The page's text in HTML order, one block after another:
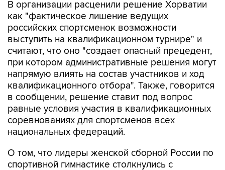
российских спортсменок возможности
выступить на квалификационном турнире" и
считают, что оно "создает опасный прецедент,
при котором административные решения могут
напрямую влиять на состав участников и ход
квалификационного отбора". Также, говорится
в сообщении, решение ставит под вопрос
равные условия участия в квалификационных
соревнованиях для спортсменов всех
национальных федераций.
О том, что лидеры женской сборной России по
визовыми проблемами перед поездкой в
Хорватию, сообщалось ранее.